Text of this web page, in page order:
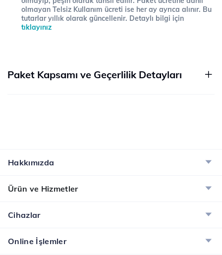
olmayan Telsiz Kullanım ücreti ise her ay ayrıca alınır. Bu
tutarlar yıllık olarak güncellenir. Detaylı bilgi için
tıklayınız
Paket Kapsamı ve Geçerlilik Detayları
Hakkımızda
Ürün ve Hizmetler
Cihazlar
Online İşlemler